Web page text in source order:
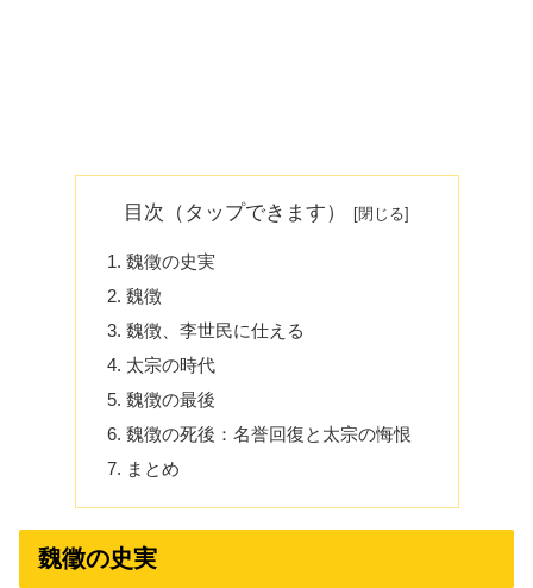
目次（タップできます）
魏徵の史実
魏徴
魏徴、李世民に仕える
太宗の時代
魏徴の最後
魏徴の死後：名誉回復と太宗の悔恨
まとめ
魏徵の史実